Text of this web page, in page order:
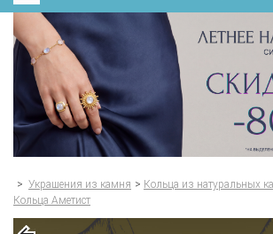
> Украшения из камня > Кольца из натуральных
Кольца Аметист